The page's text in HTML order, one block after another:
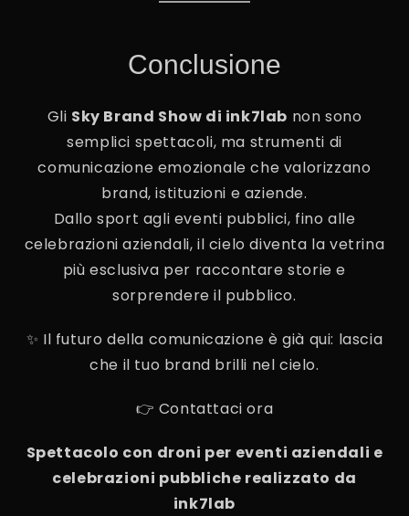
Conclusione
Gli Sky Brand Show di ink7lab non sono
semplici spettacoli, ma strumenti di
comunicazione emozionale che valorizzano
brand, istituzioni e aziende.
Dallo sport agli eventi pubblici, fino alle
celebrazioni aziendali, il cielo diventa la vetrina
più esclusiva per raccontare storie e
sorprendere il pubblico.
✨ Il futuro della comunicazione è già qui: lascia
che il tuo brand brilli nel cielo.
👉 Contattaci ora
Spettacolo con droni per eventi aziendali e
celebrazioni pubbliche realizzato da
ink7lab